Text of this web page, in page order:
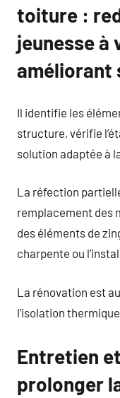
toiture :
jeunesse
améliorant
Il identifie les
structure, vérifie
solution adaptée à
La réfection
remplacement des
des éléments de
charpente ou
La rénovation est
l’isolation
Entretien
prolonger